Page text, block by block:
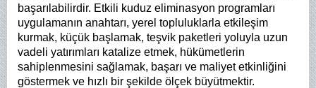
başarılabilirdir. Etkili kuduz eliminasyon programları
uygulamanın anahtarı, yerel topluluklarla etkileşim
kurmak, küçük başlamak, teşvik paketleri yoluyla uzun
vadeli yatırımları katalize etmek, hükümetlerin
sahiplenmesini sağlamak, başarı ve maliyet etkinliğini
göstermek ve hızlı bir şekilde ölçek büyütmektir.